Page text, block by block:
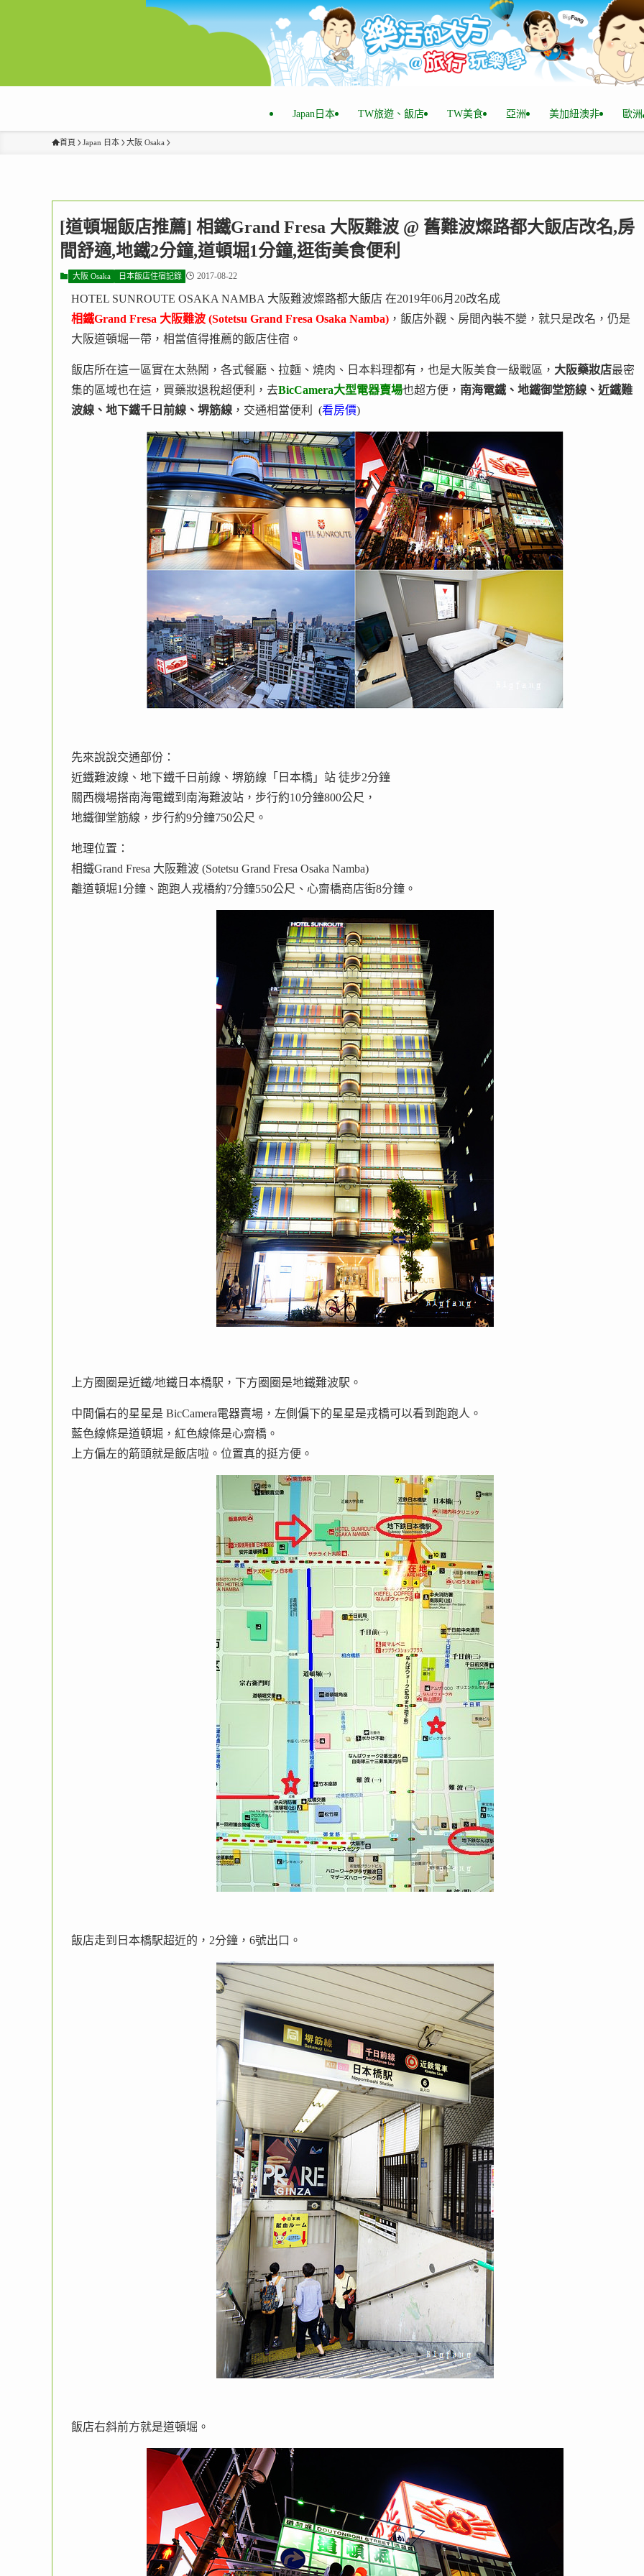
Japan日本 TW旅遊、飯店 TW美食 亞洲 美加紐澳非 歐洲
首頁 Japan 日本 大阪 Osaka
[道頓堀飯店推薦] 相鐵Grand Fresa 大阪難波 @ 舊難波燦路都大飯店改名,房
間舒適,地鐵2分鐘,道頓堀1分鐘,逛街美食便利
大阪 Osaka 日本飯店住宿記錄 2017-08-22
HOTEL SUNROUTE OSAKA NAMBA 大阪難波燦路都大飯店 在2019年06月20改名成
相鐵Grand Fresa 大阪難波 (Sotetsu Grand Fresa Osaka Namba) ，飯店外觀、房間內裝不變，就只是改名，仍是
大阪道頓堀一帶，相當值得推薦的飯店住宿。
飯店所在這一區實在太熱鬧，各式餐廳、拉麵、燒肉、日本料理都有，也是大阪美食一級戰區， 大阪藥妝店最密
集的區域也在這，買藥妝退稅超便利，去BicCamera大型電器賣場也超方便， 南海電鐵、地鐵御堂筋線、近鐵難
波線、地下鐵千日前線、堺筋線 ，交通相當便利 (看房價)
先來說說交通部份：
近鐵難波線、地下鐵千日前線、堺筋線「日本橋」站 徒步2分鐘
關西機場搭南海電鐵到南海難波站，步行約10分鐘800公尺，
地鐵御堂筋線，步行約9分鐘750公尺。
地理位置：
相鐵Grand Fresa 大阪難波 (Sotetsu Grand Fresa Osaka Namba)
離道頓堀1分鐘、跑跑人戎橋約7分鐘550公尺、心齋橋商店街8分鐘。
上方圈圈是近鐵/地鐵日本橋駅，下方圈圈是地鐵難波駅。
中間偏右的星星是 BicCamera電器賣場，左側偏下的星星是戎橋可以看到跑跑人。
藍色線條是道頓堀，紅色線條是心齋橋。
上方偏左的箭頭就是飯店啦。位置真的挺方便。
飯店走到日本橋駅超近的，2分鐘，6號出口。
飯店右斜前方就是道頓堀。